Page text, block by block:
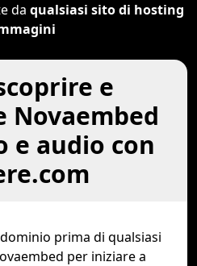
da qualsiasi sito di hosting
e
Novaembed
e audio con
prima di qualsiasi
per iniziare a